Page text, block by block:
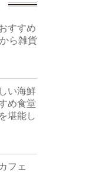
すすめ
ら雑貨
い海鮮
め食堂
堪能し
フェ